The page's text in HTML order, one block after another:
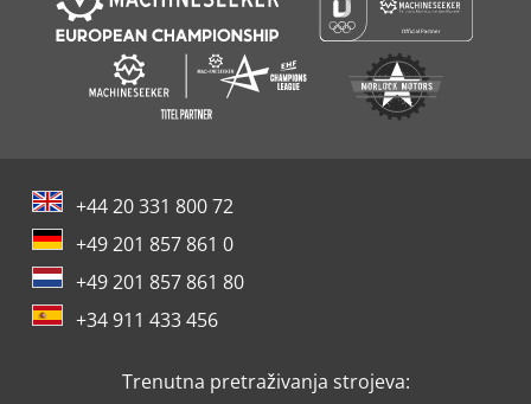
+44 20 331 800 72
+49 201 857 861 0
+49 201 857 861 80
+34 911 433 456
Trenutna pretraživanja strojeva: